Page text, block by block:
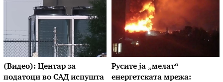
(Видео): Центар за
податоци во САД испушта
Русите ја „мелат“
енергетската мрежа: